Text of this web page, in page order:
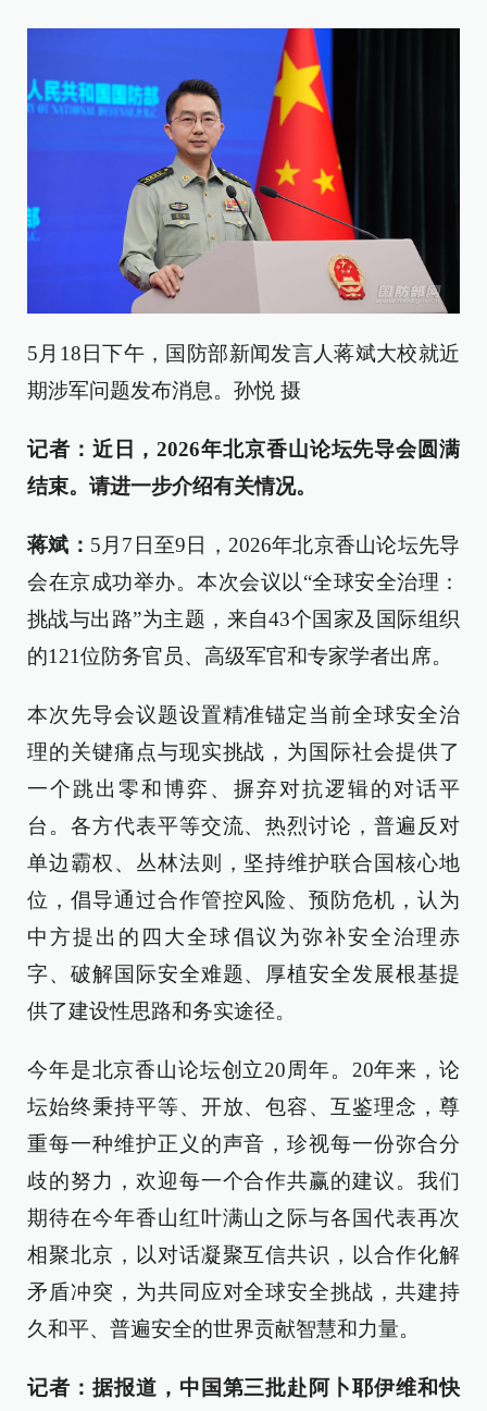
5月18日下午，国防部新闻发言人蒋斌大校就近
期涉军问题发布消息。孙悦 摄
记者：近日，2026年北京香山论坛先导会圆满
结束。请进一步介绍有关情况。
蒋斌： 5月7日至9日，2026年北京香山论坛先导
会在京成功举办。本次会议以“全球安全治理：
挑战与出路”为主题，来自43个国家及国际组织
的121位防务官员、高级军官和专家学者出席。
本次先导会议题设置精准锚定当前全球安全治
理的关键痛点与现实挑战，为国际社会提供了
一个跳出零和博弈、摒弃对抗逻辑的对话平
台。各方代表平等交流、热烈讨论，普遍反对
单边霸权、丛林法则，坚持维护联合国核心地
位，倡导通过合作管控风险、预防危机，认为
中方提出的四大全球倡议为弥补安全治理赤
字、破解国际安全难题、厚植安全发展根基提
供了建设性思路和务实途径。
今年是北京香山论坛创立20周年。20年来，论
坛始终秉持平等、开放、包容、互鉴理念，尊
重每一种维护正义的声音，珍视每一份弥合分
歧的努力，欢迎每一个合作共赢的建议。我们
期待在今年香山红叶满山之际与各国代表再次
相聚北京，以对话凝聚互信共识，以合作化解
矛盾冲突，为共同应对全球安全挑战，共建持
久和平、普遍安全的世界贡献智慧和力量。
记者：据报道，中国第三批赴阿卜耶伊维和快